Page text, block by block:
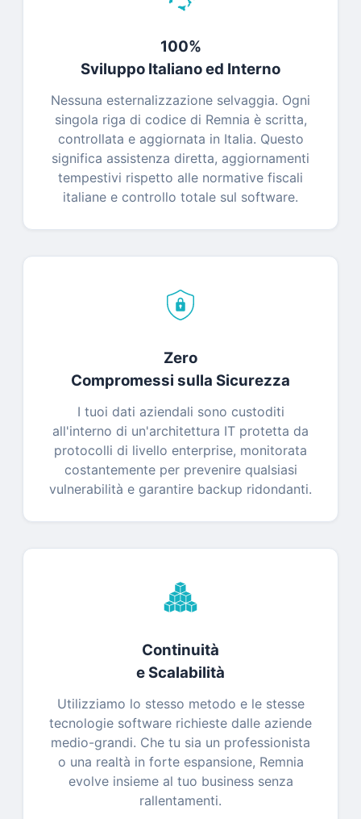
100%
Sviluppo Italiano ed Interno
Nessuna esternalizzazione selvaggia. Ogni
singola riga di codice di Remnia è scritta,
controllata e aggiornata in Italia. Questo
significa assistenza diretta, aggiornamenti
tempestivi rispetto alle normative fiscali
italiane e controllo totale sul software.
Zero
Compromessi sulla Sicurezza
I tuoi dati aziendali sono custoditi
all'interno di un'architettura IT protetta da
protocolli di livello enterprise, monitorata
costantemente per prevenire qualsiasi
vulnerabilità e garantire backup ridondanti.
Continuità
e Scalabilità
Utilizziamo lo stesso metodo e le stesse
tecnologie software richieste dalle aziende
medio-grandi. Che tu sia un professionista
o una realtà in forte espansione, Remnia
evolve insieme al tuo business senza
rallentamenti.